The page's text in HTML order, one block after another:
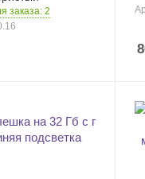
заказа: 2